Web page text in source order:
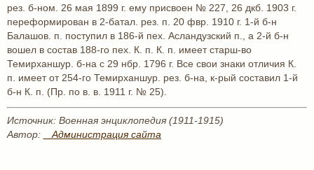
рез. б-ном. 26 мая 1899 г. ему присвоен № 227, 26 дкб. 1903 г.
переформирован в 2-батал. рез. п. 20 фвр. 1910 г. 1-й б-н
Балашов. п. поступил в 186-й пех. Асландузский п., а 2-й б-н
вошел в состав 188-го пех. К. п. К. п. имеет старш-во
Темирханшур. б-на с 29 нбр. 1796 г. Все свои знаки отличия К.
п. имеет от 254-го Темирханшур. рез. б-на, к-рый составил 1-й
б-н К. п. (Пр. по в. в. 1911 г. № 25).
Источник: Военная энциклопедия (1911-1915)
Автор:
_ Администрация сайта